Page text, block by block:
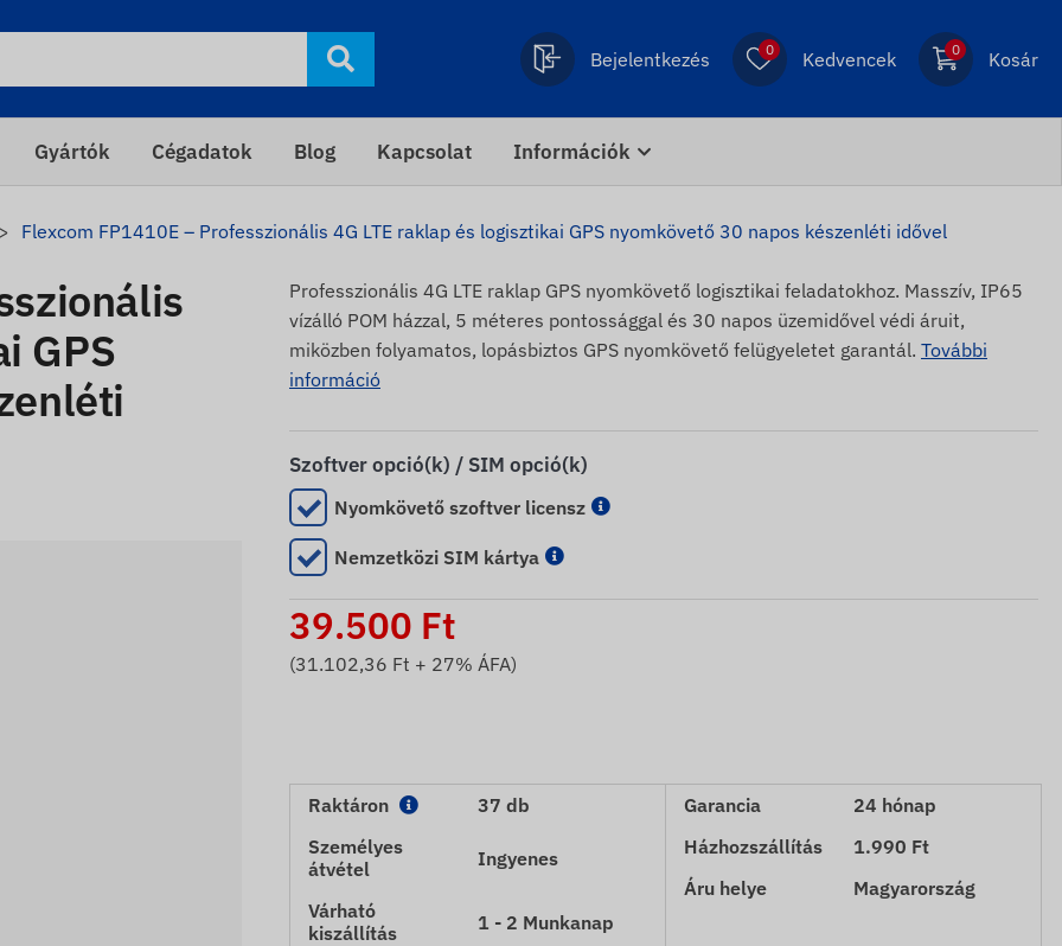
Bejelentkezés 0 Kedvencek 0 Kosár
Gyártók Cégadatok Blog Kapcsolat Információk
Flexcom FP1410E – Professzionális 4G LTE raklap és logisztikai GPS nyomkövető 30 napos készenléti idővel
GPS
Professzionális 4G LTE raklap GPS nyomkövető logisztikai feladatokhoz. Masszív, IP65
vízálló POM házzal, 5 méteres pontossággal és 30 napos üzemidővel védi áruit,
miközben folyamatos, lopásbiztos GPS nyomkövető felügyeletet garantál. További
információ
Szoftver opció(k) / SIM opció(k)
Nyomkövető szoftver licensz
Nemzetközi SIM kártya
39.500 Ft
(31.102,36 Ft + 27% ÁFA)
Raktáron
37 db
Személyes
átvétel
Ingyenes
Várható
kiszállítás
1 - 2 Munkanap
Garancia
24 hónap
Házhozszállítás
1.990 Ft
Áru helye
Magyarország